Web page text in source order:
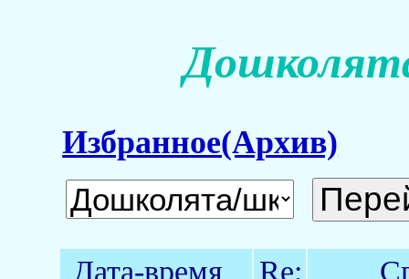
Избранное(Архив)
Дата-время Re: